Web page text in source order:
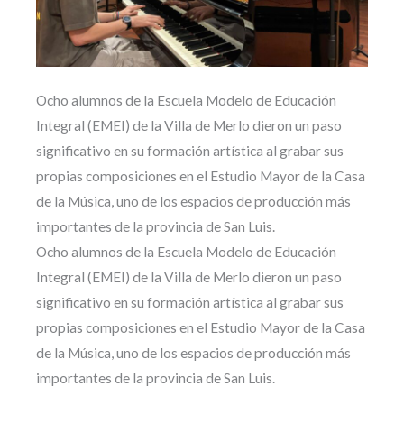
Ocho alumnos de la Escuela Modelo de Educación
Integral (EMEI) de la Villa de Merlo dieron un paso
significativo en su formación artística al grabar sus
propias composiciones en el Estudio Mayor de la Casa
de la Música, uno de los espacios de producción más
importantes de la provincia de San Luis.
Ocho alumnos de la Escuela Modelo de Educación
Integral (EMEI) de la Villa de Merlo dieron un paso
significativo en su formación artística al grabar sus
propias composiciones en el Estudio Mayor de la Casa
de la Música, uno de los espacios de producción más
importantes de la provincia de San Luis.